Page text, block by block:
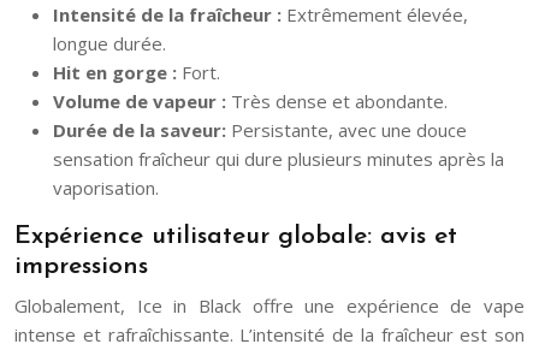
Intensité de la fraîcheur : Extrêmement élevée,
longue durée.
Hit en gorge : Fort.
Volume de vapeur : Très dense et abondante.
Durée de la saveur: Persistante, avec une douce
sensation fraîcheur qui dure plusieurs minutes après la
vaporisation.
Expérience utilisateur globale: avis et
impressions
Globalement, Ice in Black offre une expérience de vape
intense et rafraîchissante. L’intensité de la fraîcheur est son